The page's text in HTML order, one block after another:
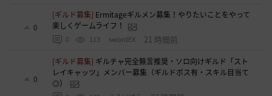
0
[ギルド募集] Ermitageギルメン募集！やりたいことをやって
楽しくゲームライフ！
0 113 swordEX 21 時間前
0
[ギルド募集] ギルチャ完全無言推奨・ソロ向けギルド「スト
レイキャッツ」メンバー募集（ギルドボス有・スキル目当て
◎）